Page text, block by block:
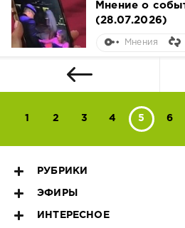
Мнение о
(28.07.2026)
Мнения
1 2 3 4 5 6
РУБРИКИ
ЭФИРЫ
ИНТЕРЕСНОЕ